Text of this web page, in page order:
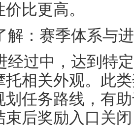
比更高。
解：赛季体系与
经过中，达到特
托相关外观。此
划任务路线，有
束后奖励入口关